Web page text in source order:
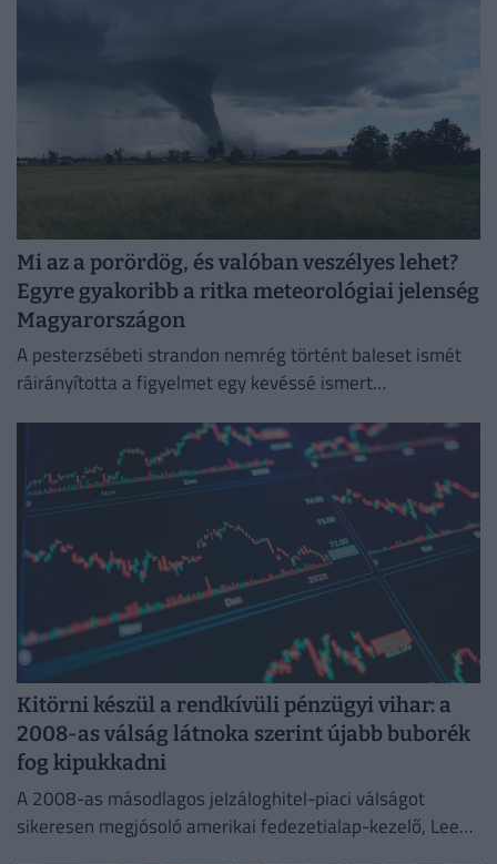
Mi az a porördög, és valóban veszélyes lehet?
Egyre gyakoribb a ritka meteorológiai jelenség
Magyarországon
A pesterzsébeti strandon nemrég történt baleset ismét
ráirányította a figyelmet egy kevéssé ismert
Kitörni készül a rendkívüli pénzügyi vihar: a
2008-as válság látnoka szerint újabb buborék
fog kipukkadni
A 2008-as másodlagos jelzáloghitel-piaci válságot
sikeresen megjósoló amerikai fedezetialap-kezelő, Lee